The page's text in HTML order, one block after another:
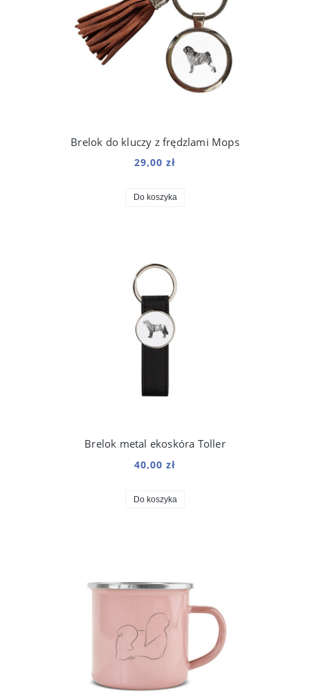
Brelok do kluczy z frędzlami Mops
29,00 zł
Do koszyka
Brelok metal ekoskóra Toller
40,00 zł
Do koszyka